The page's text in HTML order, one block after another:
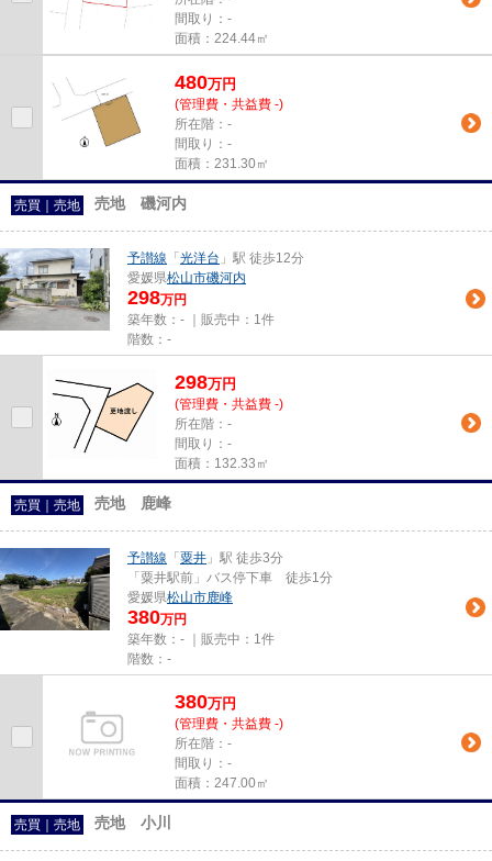
間取り：-
面積：224.44㎡
480万円
(管理費・共益費 -)
所在階：-
間取り：-
面積：231.30㎡
売買｜売地 売地 磯河内
予讃線 「 光洋台 」駅 徒歩12分
愛媛県松山市磯河内
298万円
築年数：- ｜販売中： 1件
階数：-
298万円
(管理費・共益費 -)
所在階：-
間取り：-
面積：132.33㎡
売買｜売地 売地 鹿峰
予讃線 「 粟井 」駅 徒歩3分
「粟井駅前」バス停下車 徒歩1分
愛媛県松山市鹿峰
380万円
築年数：- ｜販売中： 1件
階数：-
380万円
(管理費・共益費 -)
所在階：-
間取り：-
面積：247.00㎡
売買｜売地 売地 小川